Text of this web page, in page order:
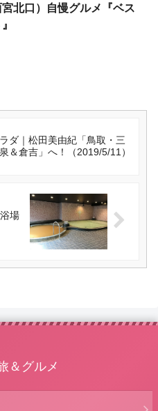
宮北口）自慢グルメ『ベス
ダ｜松田美由紀「鳥取・三
＆倉吉」へ！（2019/5/11）
場
＆グルメ